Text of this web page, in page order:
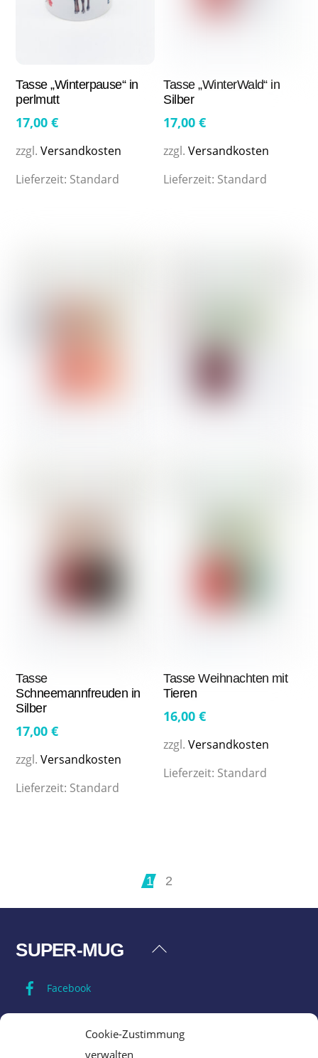
Cookie-Zustimmung
verwalten
Tasse „Winterpause“ in
perlmutt
17,00€
zzgl.Versandkosten
Lieferzeit: Standard
Tasse „WinterWald“ in
Silber
17,00€
zzgl.Versandkosten
Lieferzeit: Standard
Tasse
Schneemannfreuden in
Silber
17,00€
zzgl.Versandkosten
Lieferzeit: Standard
Tasse Weihnachten mit
Tieren
16,00€
zzgl.Versandkosten
Lieferzeit: Standard
1 2
Back
SUPER-MUG
Facebook